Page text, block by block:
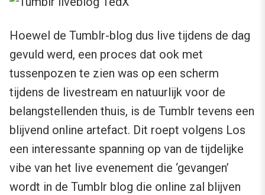
Hoewel de Tumblr-blog dus live tijdens de dag
gevuld werd, een proces dat ook met
tussenpozen te zien was op een scherm
tijdens de livestream en natuurlijk voor de
belangstellenden thuis, is de Tumblr tevens een
blijvend online artefact. Dit roept volgens Los
een interessante spanning op van de tijdelijke
vibe van het live evenement die ‘gevangen’
wordt in de Tumblr blog die online zal blijven